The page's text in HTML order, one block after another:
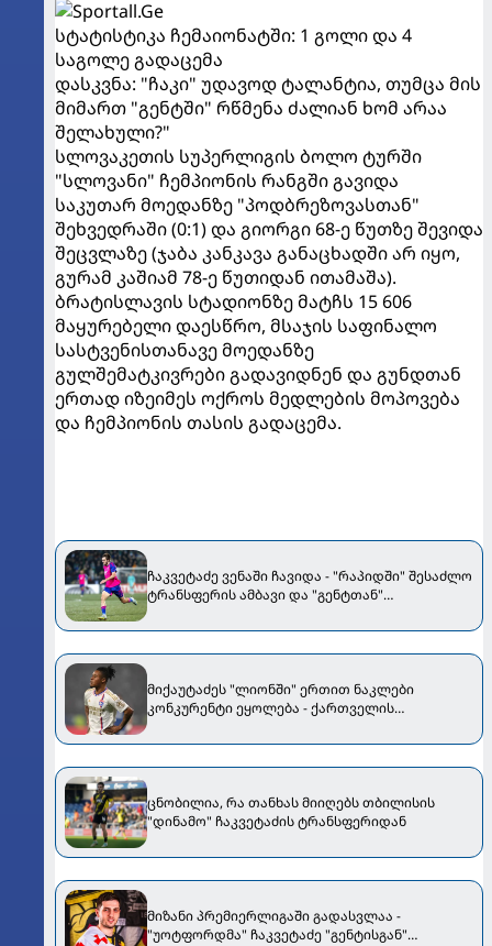
სტატისტიკა ჩემაიონატში: 1 გოლი და 4
საგოლე გადაცემა
დასკვნა: "ჩაკი" უდავოდ ტალანტია, თუმცა მის
მიმართ "გენტში" რწმენა ძალიან ხომ არაა
შელახული?"
სლოვაკეთის სუპერლიგის ბოლო ტურში
"სლოვანი" ჩემპიონის რანგში გავიდა
საკუთარ მოედანზე "პოდბრეზოვასთან"
შეხვედრაში (0:1) და გიორგი 68-ე წუთზე შევიდა
შეცვლაზე (ჯაბა კანკავა განაცხადში არ იყო,
გურამ კაშიამ 78-ე წუთიდან ითამაშა).
ბრატისლავის სტადიონზე მატჩს 15 606
მაყურებელი დაესწრო, მსაჯის საფინალო
სასტვენისთანავე მოედანზე
გულშემატკივრები გადავიდნენ და გუნდთან
ერთად იზეიმეს ოქროს მედლების მოპოვება
და ჩემპიონის თასის გადაცემა.
ჩაკვეტაძე ვენაში ჩავიდა - "რაპიდში" შესაძლო
ტრანსფერის ამბავი და "გენტთან"
ინფორმაცია
მიქაუტაძეს "ლიონში" ერთით ნაკლები
კონკურენტი ეყოლება - ქართველის
ცნობილია, რა თანხას მიიღებს თბილისის
"დინამო" ჩაკვეტაძის ტრანსფერიდან
მიზანი პრემიერლიგაში გადასვლაა -
"უოტფორდმა" ჩაკვეტაძე "გენტისგან"